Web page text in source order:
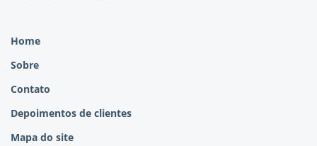
Home
Sobre
Contato
Depoimentos de clientes
Mapa do site